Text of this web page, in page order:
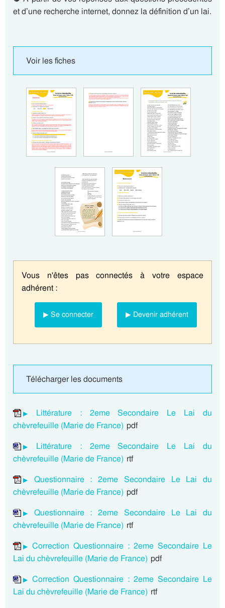
et d’une recherche internet, donnez la définition d’un lai.
Voir les fiches
Vous n'êtes pas connectés à votre espace
adhérent :
▶ Se connecter ▶ Devenir adhérent
Télécharger les documents
Littérature : 2eme Secondaire Le Lai du
chèvrefeuille (Marie de France) pdf
Littérature : 2eme Secondaire Le Lai du
chèvrefeuille (Marie de France) rtf
Questionnaire : 2eme Secondaire Le Lai du
chèvrefeuille (Marie de France) pdf
Questionnaire : 2eme Secondaire Le Lai du
chèvrefeuille (Marie de France) rtf
Correction Questionnaire : 2eme Secondaire Le
Lai du chèvrefeuille (Marie de France) pdf
Correction Questionnaire : 2eme Secondaire Le
Lai du chèvrefeuille (Marie de France) rtf